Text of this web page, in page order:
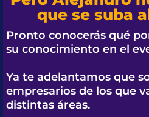
que se suba
Pronto conocerás qué
su conocimiento en el
Ya te adelantamos que
empresarios de los que
distintas áreas.